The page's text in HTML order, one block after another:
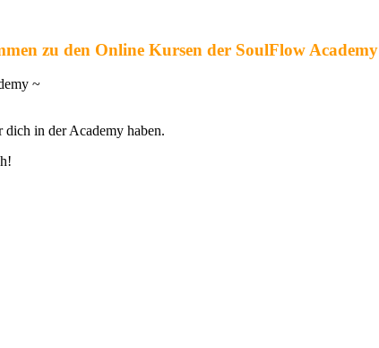
zu den Online Kursen der SoulFlow Academy
~
in der Academy haben.